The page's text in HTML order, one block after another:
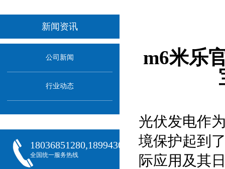
新闻资讯
公司新闻
行业动态
18036851280,18994301288,18068407382
全国统一服务热线
m6米乐
光伏发电作
境保护起到
际应用及其